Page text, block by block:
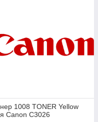
1008 TONER Yellow
Canon C3026